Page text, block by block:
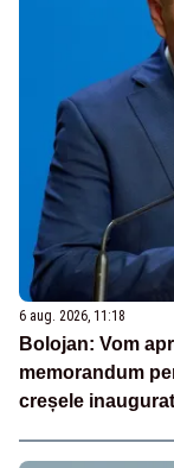
6 aug. 2026, 11:18
Bolojan: Vom
memorandum
creșele